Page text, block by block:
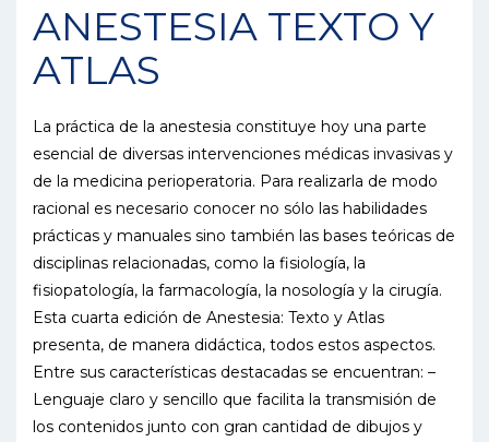
ANESTESIA TEXTO Y
ATLAS
La práctica de la anestesia constituye hoy una parte
esencial de diversas intervenciones médicas invasivas y
de la medicina perioperatoria. Para realizarla de modo
racional es necesario conocer no sólo las habilidades
prácticas y manuales sino también las bases teóricas de
disciplinas relacionadas, como la fisiología, la
fisiopatología, la farmacología, la nosología y la cirugía.
Esta cuarta edición de Anestesia: Texto y Atlas
presenta, de manera didáctica, todos estos aspectos.
Entre sus características destacadas se encuentran: –
Lenguaje claro y sencillo que facilita la transmisión de
los contenidos junto con gran cantidad de dibujos y